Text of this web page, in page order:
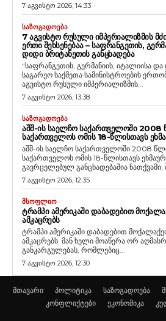
7 აგვისტო 2026, 14:33
ᲡᲐᲖᲝᲒᲐᲓᲝᲔᲑᲐ
7 ᲐᲒᲕᲘᲡᲢᲝ ᲠᲣᲡᲣᲚᲘ ᲘᲛᲞᲔᲠᲘᲐᲚᲘᲖᲛᲘᲡ
ᲔᲠᲗᲘ ᲨᲔᲮᲡᲔᲜᲔᲑᲐᲐ – ᲡᲐᲤᲠᲐᲜᲒᲔᲗᲘᲡ,
ᲓᲘᲓᲘ ᲑᲠᲘᲢᲐᲜᲔᲗᲘᲡ ᲒᲐᲜᲪᲮᲐᲓᲔᲑᲐ
“საფრანგეთის, გერმანიის, იტალიისა
საგარეო საქმეთა სამინისტროების
აგვისტო რუსული იმპერიალიზმის...
7 აგვისტო 2026, 13:38
ᲡᲐᲖᲝᲒᲐᲓᲝᲔᲑᲐ
ᲐᲨᲨ-ᲘᲡ ᲡᲐᲔᲚᲩᲝ ᲡᲐᲥᲐᲠᲗᲕᲔᲚᲝᲨᲘ 2008
ᲡᲐᲥᲐᲠᲗᲕᲔᲚᲝᲡ ᲝᲛᲘᲡ 18-ᲬᲚᲘᲡᲗᲐᲕᲡ
აშშ-ის საელჩო საქართველოში 2008
საქართველოს ომის 18-წლისთავს ეხმაურება. როგორც მათ
გავრცელებულ განცხადებაშია ნათქვამი,
7 აგვისტო 2026, 12:35
ᲛᲡᲝᲤᲚᲘᲝ
ᲢᲠᲐᲛᲞᲘ ᲐᲛᲔᲠᲘᲙᲐᲨᲘ ᲓᲐᲑᲐᲓᲔᲑᲘᲗ
ᲐᲛᲙᲐᲪᲠᲔᲑᲡ
ტრამპი ამერიკაში დაბადებით
ამკაცრებს. მან ხელი მოაწერა ორ
განკარგულებას, რომლებიც...
7 აგვისტო 2026, 12:30
მთავარი პოლიტიკა საზოგადოება
კონფლიქტები
ეკონომიკა